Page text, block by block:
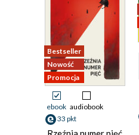
Bestseller
Nowość
Promocja
ebook audiobook
33 pkt